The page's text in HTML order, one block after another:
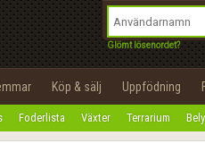
Glömt lösenordet?
Köp & sälj Uppfödning
Foderlista Växter Terrarium
OK
Tillbaka till förstasidan